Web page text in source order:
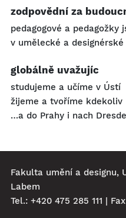
zodpovědní za
pedagogové a
v umělecké a
globálně uvažujíc
studujeme a učíme v Ústí
žijeme a tvoříme kdekoliv
…a do Prahy i nach
Fakulta umění a designu,
Labem
Tel.: +420 475 285 111 |